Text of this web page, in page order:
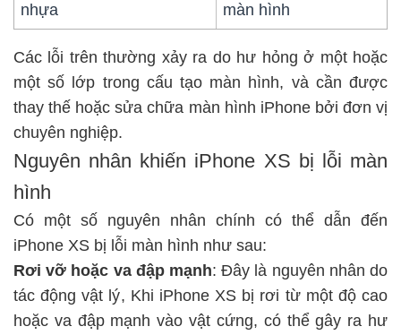
nhựa
màn hình
Các lỗi trên thường xảy ra do hư hỏng ở một hoặc
một số lớp trong cấu tạo màn hình, và cần được
thay thế hoặcsửa chữa màn hình iPhone bởi đơn vị
chuyên nghiệp.
Nguyên nhân khiến iPhone XS bị lỗi màn
hình
Có một số nguyên nhân chính có thể dẫn đến
iPhone XS bị lỗi màn hình như sau:
Rơi vỡ hoặc va đập mạnh: Đây là nguyên nhân do
tác động vật lý, Khi iPhone XS bị rơi từ một độ cao
hoặc va đập mạnh vào vật cứng, có thể gây ra hư